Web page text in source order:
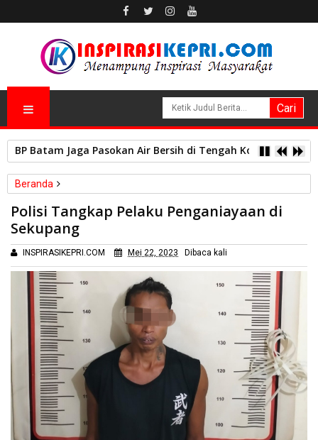
BP Batam Jaga Pasokan Air Bersih di Tengah Kondisi
Beranda
Polisi Tangkap Pelaku Penganiayaan di Sekupang
Polisi Tangkap Pelaku Penganiayaan di
Sekupang
INSPIRASIKEPRI.COM Mei 22, 2023 Dibaca kali